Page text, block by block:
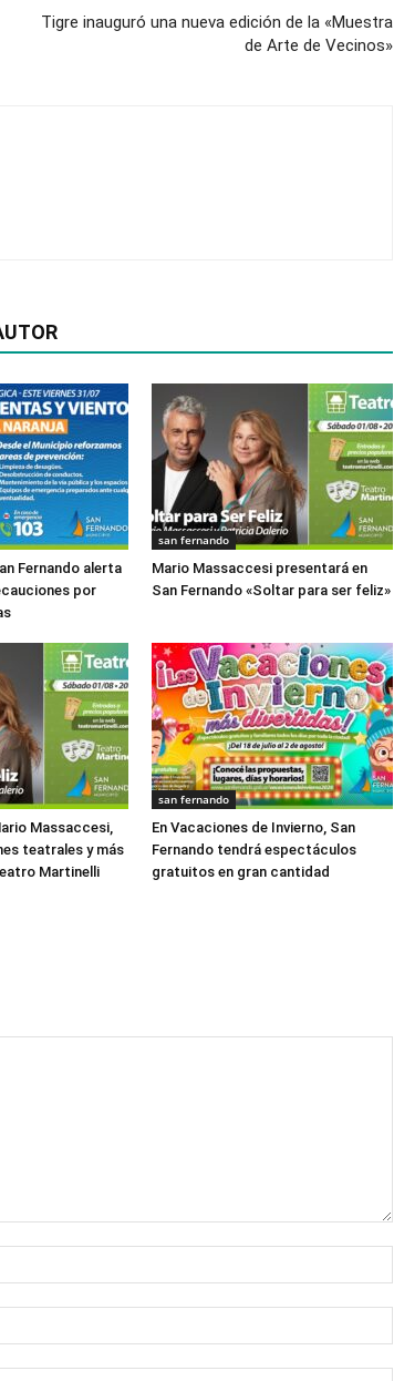
Tigre inauguró una nueva edición de la «Muestra
de Arte de Vecinos»
Fernando alerta
por
san fernando
Mario Massaccesi presentará en
San Fernando «Soltar para ser feliz»
Massaccesi,
teatrales y más
Martinelli
san fernando
En Vacaciones de Invierno, San
Fernando tendrá espectáculos
gratuitos en gran cantidad